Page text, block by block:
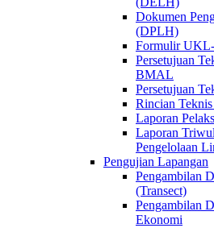
Dokumen
(DPLH)
Formulir
Persetujuan
BMAL
Persetujuan
Rincian
Laporan
Laporan
Pengelolaan
Pengujian Lapangan
Pengambilan
(Transect)
Pengambilan
Ekonomi